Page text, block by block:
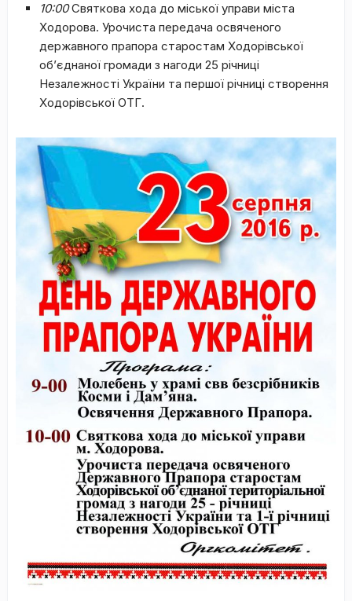
10:00Святкова хода до міської управи міста
Ходорова. Урочиста передача освяченого
державного прапора старостам Ходорівської
об’єднаної громади з нагоди 25 річниці
Незалежності України та першої річниці створення
Ходорівської ОТГ.